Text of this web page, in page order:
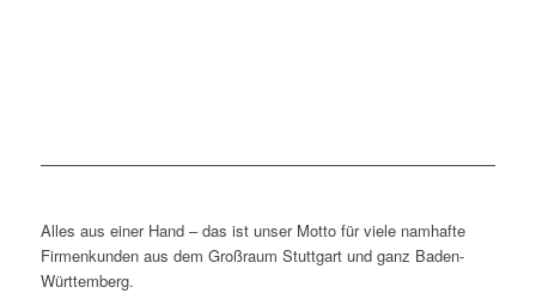
Alles aus einer Hand – das ist unser Motto für viele namhafte
Firmenkunden aus dem Großraum Stuttgart und ganz Baden-
Württemberg.